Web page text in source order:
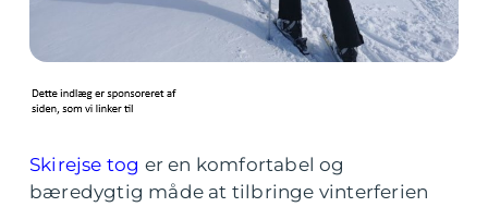
Skirejse tog er en komfortabel og
bæredygtig måde at tilbringe vinterferien